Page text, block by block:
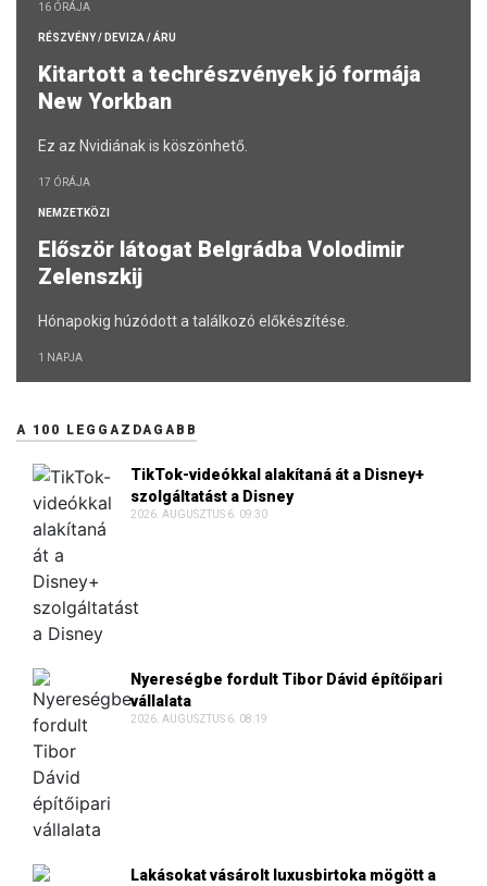
16 ÓRÁJA
RÉSZVÉNY / DEVIZA / ÁRU
Kitartott a techrészvények jó formája
New Yorkban
Ez az Nvidiának is köszönhető.
17 ÓRÁJA
NEMZETKÖZI
Először látogat Belgrádba Volodimir
Zelenszkij
Hónapokig húzódott a találkozó előkészítése.
1 NAPJA
A 100 LEGGAZDAGABB
TikTok-videókkal alakítaná át a Disney+
szolgáltatást a Disney
2026. AUGUSZTUS 6. 09:30
Nyereségbe fordult Tibor Dávid építőipari
vállalata
2026. AUGUSZTUS 6. 08:19
Lakásokat vásárolt luxusbirtoka mögött a